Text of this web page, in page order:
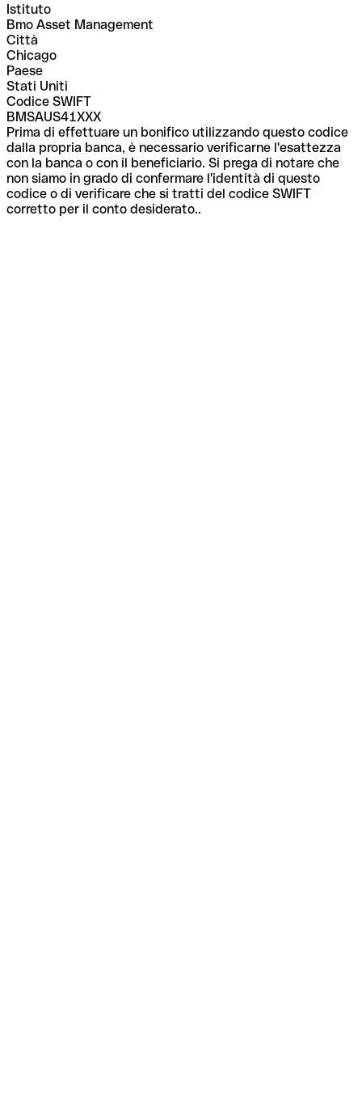
Istituto
Bmo Asset Management
Città
Chicago
Paese
Stati Uniti
Codice SWIFT
BMSAUS41XXX
Prima di effettuare un bonifico utilizzando questo codice
dalla propria banca, è necessario verificarne l'esattezza
con la banca o con il beneficiario. Si prega di notare che
non siamo in grado di confermare l'identità di questo
codice o di verificare che si tratti del codice SWIFT
corretto per il conto desiderato..